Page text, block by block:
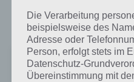
herunteraden:
Dateimanager
Preis:Kostenlos+
Die Verarbeitung
beispielsweise des
Adresse oder
Person, erfolgt stets im
Datenschutz-
Übereinstimmung mit